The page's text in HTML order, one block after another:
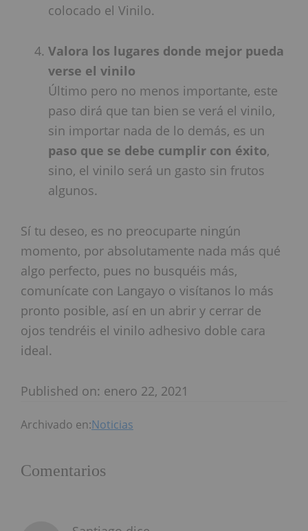
colocado el Vinilo.
Valora los lugares donde mejor pueda
verse el vinilo
Último pero no menos importante, este
paso dirá que tan bien se verá el vinilo,
sin importar nada de lo demás, es un
paso que se debe cumplir con éxito,
sino, el vinilo será un gasto sin frutos
algunos.
Sí tu deseo, es no preocuparte ningún
momento, por absolutamente nada más qué
algo perfecto, pues no busquéis más,
comunícate con Langayo o visítanos lo más
pronto posible, así en un abrir y cerrar de
ojos tendréis el vinilo adhesivo doble cara
ideal.
Published on: enero 22, 2021
Archivado en:Noticias
Interacciones
Comentarios